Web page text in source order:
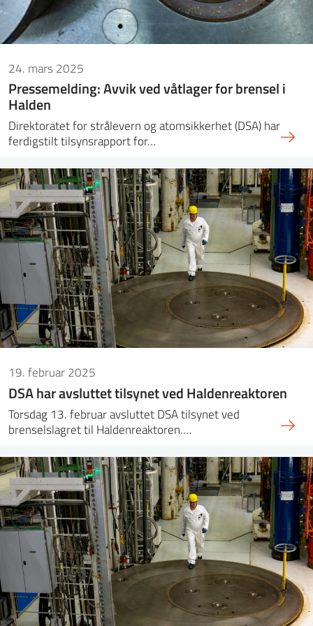
24. mars 2025
Pressemelding: Avvik ved våtlager for brensel i
Halden
Direktoratet for strålevern og atomsikkerhet (DSA) har
ferdigstilt tilsynsrapport for…
19. februar 2025
DSA har avsluttet tilsynet ved Haldenreaktoren
Torsdag 13. februar avsluttet DSA tilsynet ved
brenselslagret til Haldenreaktoren.…